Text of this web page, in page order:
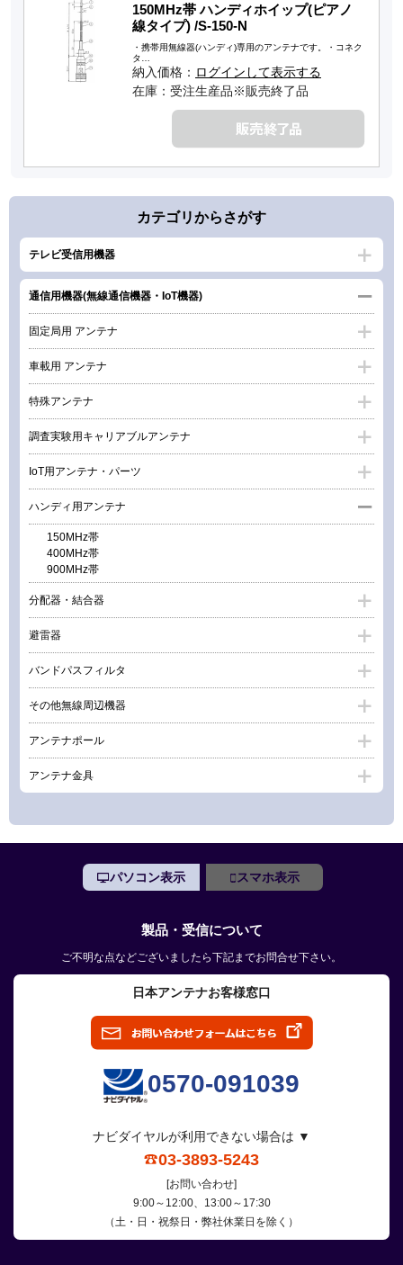
150MHz帯 ハンディホイップ(ピアノ
線タイプ) /S-150-N
・携帯用無線器(ハンディ)専用のアンテナです。・コネク
タ…
納入価格： ログインして表示する
在庫：受注生産品※販売終了品
カテゴリからさがす
テレビ受信用機器
通信用機器(無線通信機器・IoT機器)
固定局用 アンテナ
車載用 アンテナ
特殊アンテナ
調査実験用キャリアブルアンテナ
IoT用アンテナ・パーツ
ハンディ用アンテナ
150MHz帯
400MHz帯
900MHz帯
分配器・結合器
避雷器
バンドパスフィルタ
その他無線周辺機器
アンテナポール
アンテナ金具
パソコン表示 スマホ表示
製品・受信について
ご不明な点などございましたら下記までお問合せ下さい。
日本アンテナお客様窓口
0570-091039
ナビダイヤルが利用できない場合は ▼
03-3893-5243
[お問い合わせ]
9:00～12:00、13:00～17:30
（土・日・祝祭日・弊社休業日を除く）